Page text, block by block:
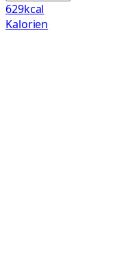
629kcal
Kalorien